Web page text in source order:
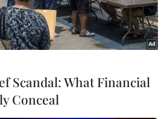
Scandal: What Financial
Conceal